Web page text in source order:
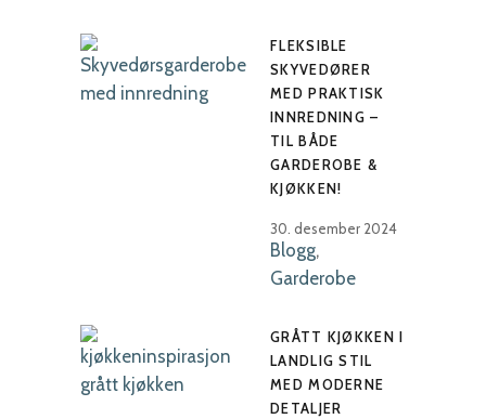
FLEKSIBLE
SKYVEDØRER
MED PRAKTISK
INNREDNING –
TIL BÅDE
GARDEROBE &
KJØKKEN!
30. desember 2024
Blogg,
Garderobe
GRÅTT KJØKKEN I
LANDLIG STIL
MED MODERNE
DETALJER